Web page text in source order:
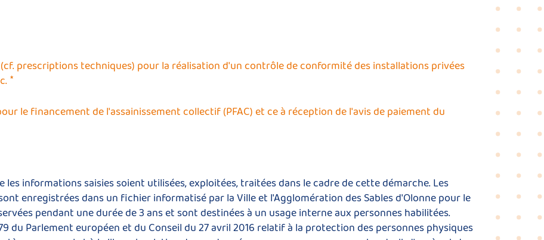
(cf. prescriptions techniques) pour la réalisation d'un contrôle de conformité des installations privées
*
le financement de l'assainissement collectif (PFAC) et ce à réception de l'avis de paiement du
informations saisies soient utilisées, exploitées, traitées dans le cadre de cette démarche. Les
enregistrées dans un fichier informatisé par la Ville et l'Agglomération des Sables d'Olonne pour le
pendant une durée de 3 ans et sont destinées à un usage interne aux personnes habilitées.
du Parlement européen et du Conseil du 27 avril 2016 relatif à la protection des personnes physiques